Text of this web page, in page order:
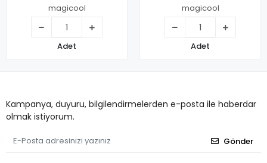
magicool
Adet
magicool
Adet
Kampanya, duyuru, bilgilendirmelerden e-posta ile haberdar
olmak istiyorum.
Gönder